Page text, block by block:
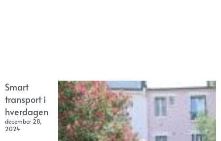
Smart
transport i
hverdagen
december 28,
2024